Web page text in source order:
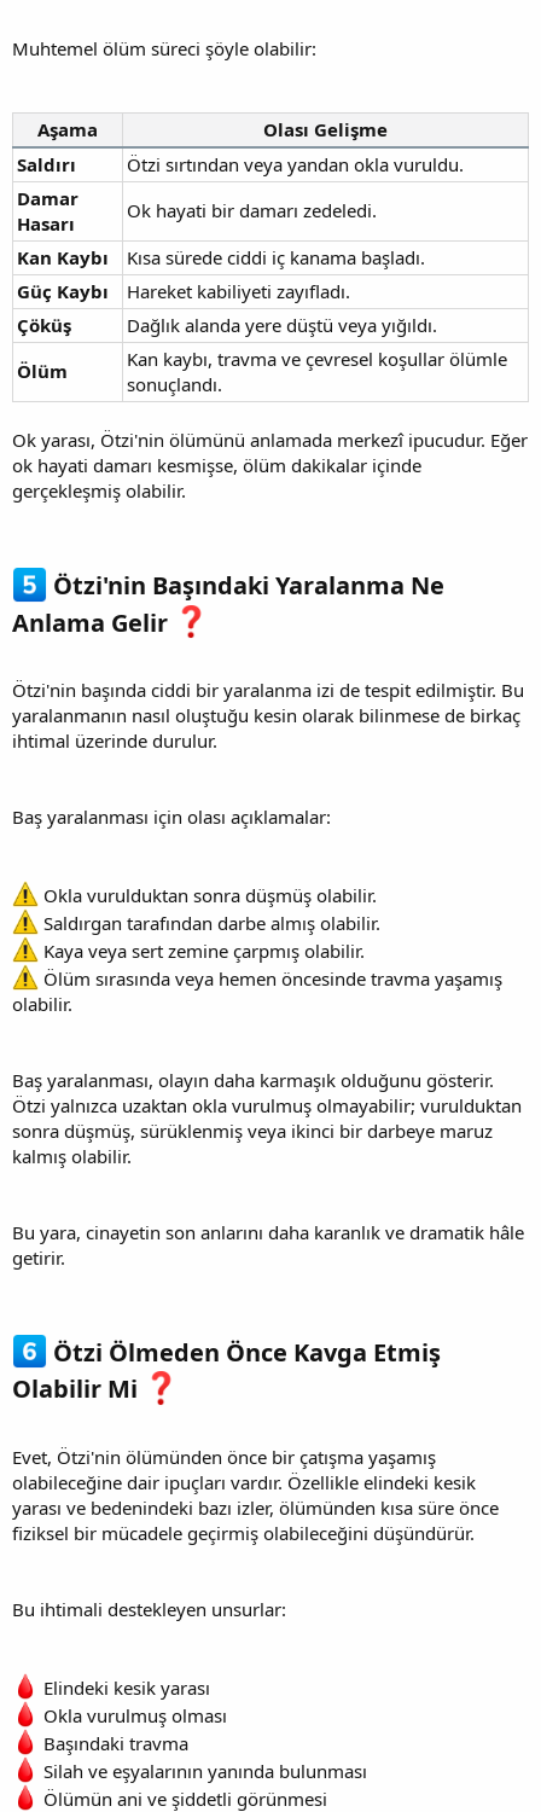
Muhtemel ölüm süreci şöyle olabilir:
Aşama
Olası Gelişme
Saldırı
Ötzi sırtından veya yandan okla vuruldu.
Damar
Hasarı
Ok hayati bir damarı zedeledi.
Kan Kaybı
Kısa sürede ciddi iç kanama başladı.
Güç Kaybı
Hareket kabiliyeti zayıfladı.
Çöküş
Dağlık alanda yere düştü veya yığıldı.
Ölüm
Kan kaybı, travma ve çevresel koşullar ölümle
sonuçlandı.
Ok yarası, Ötzi'nin ölümünü anlamada merkezî ipucudur. Eğer
ok hayati damarı kesmişse, ölüm dakikalar içinde
gerçekleşmiş olabilir.
Ötzi'nin Başındaki Yaralanma Ne
Anlama Gelir
Ötzi'nin başında ciddi bir yaralanma izi de tespit edilmiştir. Bu
yaralanmanın nasıl oluştuğu kesin olarak bilinmese de birkaç
ihtimal üzerinde durulur.
Baş yaralanması için olası açıklamalar:
Okla vurulduktan sonra düşmüş olabilir.
Saldırgan tarafından darbe almış olabilir.
Kaya veya sert zemine çarpmış olabilir.
Ölüm sırasında veya hemen öncesinde travma yaşamış
olabilir.
Baş yaralanması, olayın daha karmaşık olduğunu gösterir.
Ötzi yalnızca uzaktan okla vurulmuş olmayabilir; vurulduktan
sonra düşmüş, sürüklenmiş veya ikinci bir darbeye maruz
kalmış olabilir.
Bu yara, cinayetin son anlarını daha karanlık ve dramatik hâle
getirir.
Ötzi Ölmeden Önce Kavga Etmiş
Olabilir Mi
Evet, Ötzi'nin ölümünden önce bir çatışma yaşamış
olabileceğine dair ipuçları vardır. Özellikle elindeki kesik
yarası ve bedenindeki bazı izler, ölümünden kısa süre önce
fiziksel bir mücadele geçirmiş olabileceğini düşündürür.
Bu ihtimali destekleyen unsurlar:
Elindeki kesik yarası
Okla vurulmuş olması
Başındaki travma
Silah ve eşyalarının yanında bulunması
Ölümün ani ve şiddetli görünmesi